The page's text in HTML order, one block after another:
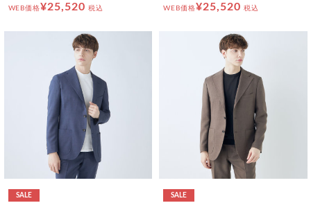
WEB価格¥25,520 税込 WEB価格¥25,520 税込
SALE SALE